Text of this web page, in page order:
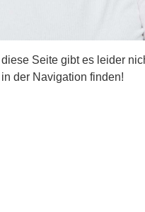
Seite gibt es leider
der Navigation finden!